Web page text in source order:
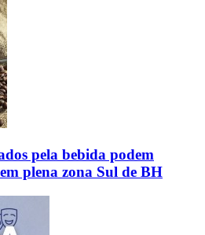
pela bebida podem
plena zona Sul de BH